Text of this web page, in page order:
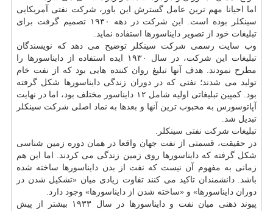
اما احیانا مهم ترین عامل گسترش این باور، شرکت نفتی آمریکایی
سینکلر بوده است. این شرکت در دهه ۱۹۳۰ تصمیم گرفت برای
تبلیغات خود از تصویر دایناسورها استفاده نماید.
وب سایت رسمی شرکت سینکلر توضیح می دهد که نویسندگان
تبلیغات این شرکت، در سال ۱۹۳۰ ایده استفاده از دایناسورها را
مطرح نمودند. هدف آنها تبلیغ روان کننده هایی بود که از نفت خام
تولید می شدند؛ نفتی که در دوران زندگی دایناسورها شکل گرفته
بود. کمپین تبلیغاتی اولیه شامل ۱۲ دایناسور مختلف بود، اما در نهایت
آپاتوسورس به محبوب ترین آنها و بعدها به نماد اصلی شرکت سینکلر
تبدیل شد.
تبلیغات شرکت نفتی سینکلر.
در حقیقت، قسمتی از نفت جهان واقعا در همان دوره زمین شناسی
شکل گرفته که دایناسورها روی زمین زندگی می کردند. اما این هم
زمانی به مفهوم آن نیست که نفت از بدن دایناسورها ساخته شده
باشد. دانشمندان تاکید می کنند تفاوت زیادی میان «تشکیل شدن در
دوران دایناسورها» و «ساخته شدن از دایناسورها» وجود دارد.
پیوند ذهنی میان نفت و دایناسورها در سال ۱۹۳۳ بیشتر از پیش